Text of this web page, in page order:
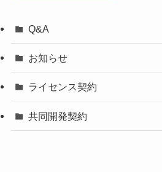
Q&A
お知らせ
ライセンス契約
共同開発契約